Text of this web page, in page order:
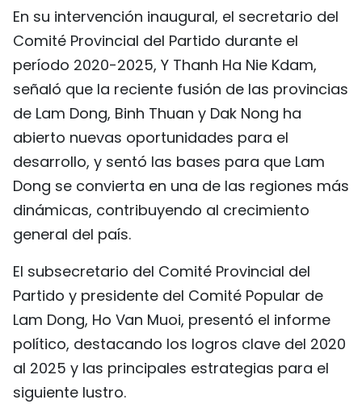
FRANÇAIS
РУССКИЙ
En su intervención inaugural, el secretario del
Comité Provincial del Partido durante el
período 2020-2025, Y Thanh Ha Nie Kdam,
señaló que la reciente fusión de las provincias
de Lam Dong, Binh Thuan y Dak Nong ha
abierto nuevas oportunidades para el
desarrollo, y sentó las bases para que Lam
Dong se convierta en una de las regiones más
dinámicas, contribuyendo al crecimiento
general del país.
El subsecretario del Comité Provincial del
Partido y presidente del Comité Popular de
Lam Dong, Ho Van Muoi, presentó el informe
político, destacando los logros clave del 2020
al 2025 y las principales estrategias para el
siguiente lustro.